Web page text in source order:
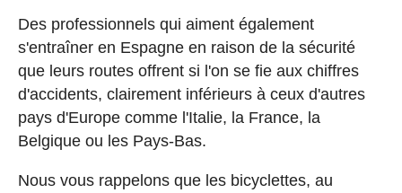
Des professionnels qui aiment également
s'entraîner en Espagne en raison de la sécurité
que leurs routes offrent si l'on se fie aux chiffres
d'accidents, clairement inférieurs à ceux d'autres
pays d'Europe comme l'Italie, la France, la
Belgique ou les Pays-Bas.
Nous vous rappelons que les bicyclettes, au